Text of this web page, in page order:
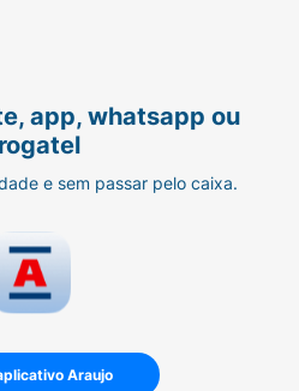
app, whatsapp ou
e sem passar pelo caixa.
Araujo